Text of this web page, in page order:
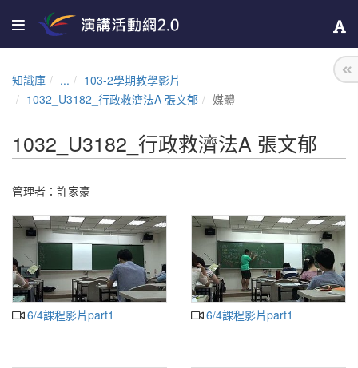
知識庫 ...
103-2學期教學影片
1032_U3182_行政救濟法A 張文郁
媒體
1032_U3182_行政救濟法A 張文郁
管理者： 許家豪
6/4課程影片part1 6/4課程影片part1